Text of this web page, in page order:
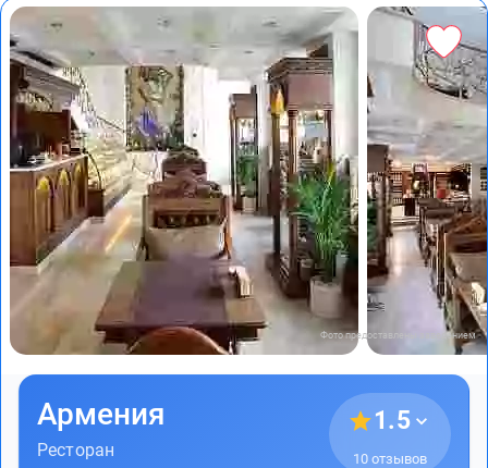
Фото предоставлены заведением
Армения
Ресторан
1.5
10 отзывов